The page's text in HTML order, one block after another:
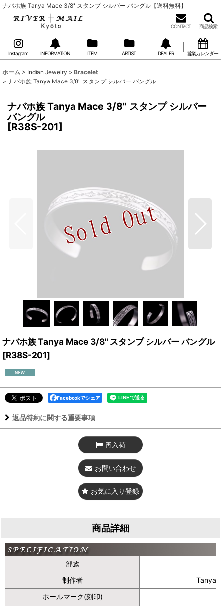
ナバホ族 Tanya Mace 3/8" スタンプ シルバー バングル【送料無料】
CONTACT 商品検索
Instagram INFORMATION ITEM ARTIST DEALER 営業カレンダー
ホーム > Indian Jewelry > Bracelet
> ナバホ族 Tanya Mace 3/8" スタンプ シルバー バングル
ナバホ族 Tanya Mace 3/8" スタンプ シルバー
バングル
[R38S-201]
ナバホ族 Tanya Mace 3/8" スタンプ シルバー バングル
[R38S-201]
Facebookでシェア
返品特約に関する重要事項
再入荷
お問い合わせ
お気に入り登録
商品詳細
部族
制作者
Tanya
ホールマーク(刻印)